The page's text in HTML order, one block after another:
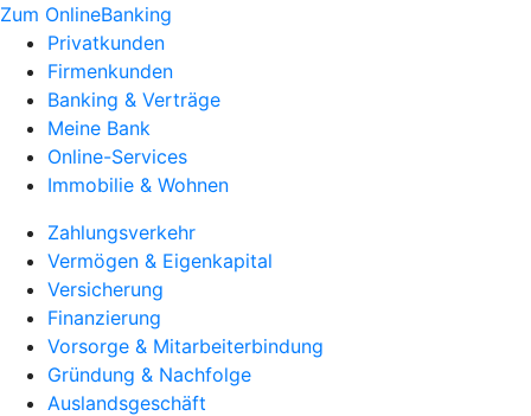
Zum OnlineBanking
Privatkunden
Firmenkunden
Banking & Verträge
Meine Bank
Online-Services
Immobilie & Wohnen
Zahlungsverkehr
Vermögen & Eigenkapital
Versicherung
Finanzierung
Vorsorge & Mitarbeiterbindung
Gründung & Nachfolge
Auslandsgeschäft